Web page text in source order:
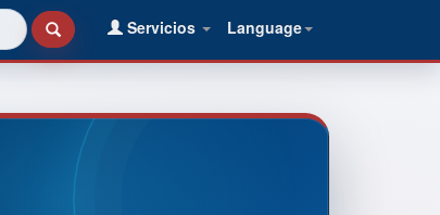
Language
Servicios